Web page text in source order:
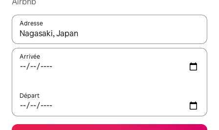
Adresse
Lorsque les résultats s'affichent, utilisez les flèches vers le
Arrivée
Départ